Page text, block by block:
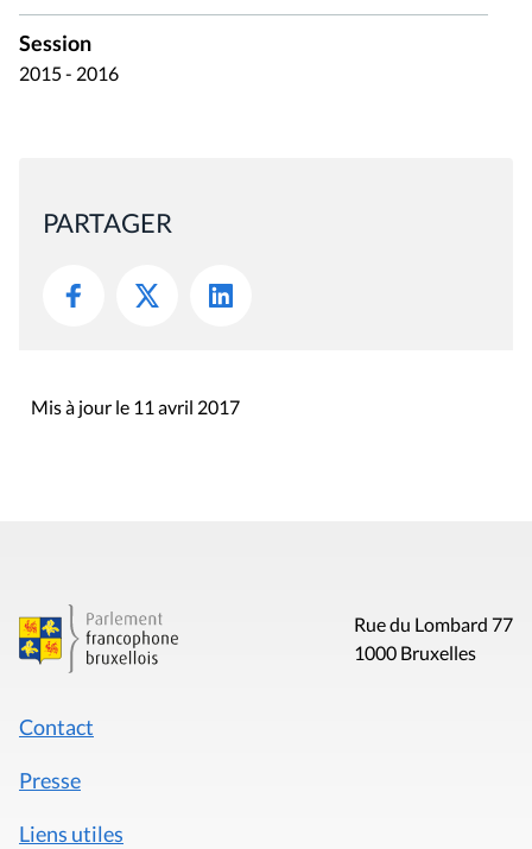
Session
2015 - 2016
PARTAGER
Mis à jour le 11 avril 2017
Rue du Lombard 77
1000 Bruxelles
Contact
Presse
Liens utiles